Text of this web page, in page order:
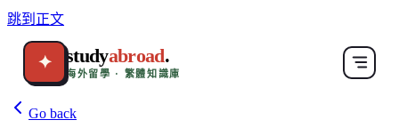
跳到正文
✦ studyabroad.
海外留學 · 繁體知識庫
Go back